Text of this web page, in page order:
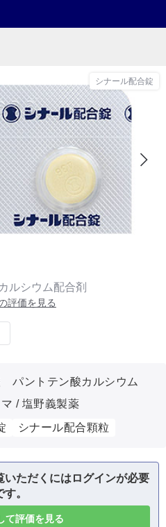
シナール配合錠
ルシウム配合剤
評価を見る
パントテン酸カルシウム
/ 塩野義製薬
シナール配合顆粒
ただくにはログインが必要
す。
て評価を見る